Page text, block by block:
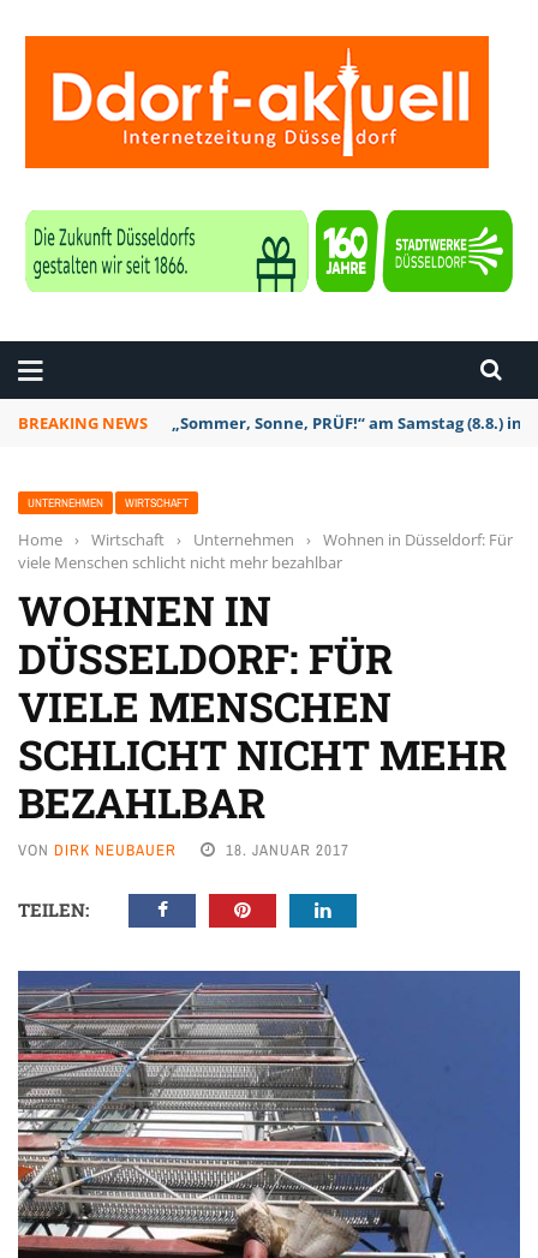
BREAKING NEWS „Sommer, Sonne, PRÜF!“ am Samstag (8.8.) in
UNTERNEHMEN WIRTSCHAFT
Home › Wirtschaft › Unternehmen › Wohnen in Düsseldorf: Für
viele Menschen schlicht nicht mehr bezahlbar
WOHNEN IN
DÜSSELDORF: FÜR
VIELE MENSCHEN
SCHLICHT NICHT MEHR
BEZAHLBAR
VON DIRK NEUBAUER 18. JANUAR 2017
TEILEN: